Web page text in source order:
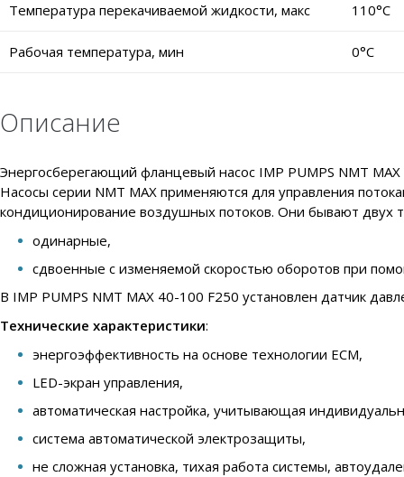
Температура перекачиваемой жидкости, макс 110°C
Рабочая температура, мин 0°C
Описание
Энергосберегающий фланцевый насос IMP PUMPS NMT
Насосы серии NMT MAX применяются для управления
кондиционирование воздушных потоков. Они бывают двух
одинарные,
сдвоенные с изменяемой скоростью оборотов при
В IMP PUMPS NMT MAX 40-100 F250 установлен датчик
Технические характеристики:
энергоэффективность на основе технологии ECM,
LED-экран управления,
автоматическая настройка, учитывающая
система автоматической электрозащиты,
не сложная установка, тихая работа системы,